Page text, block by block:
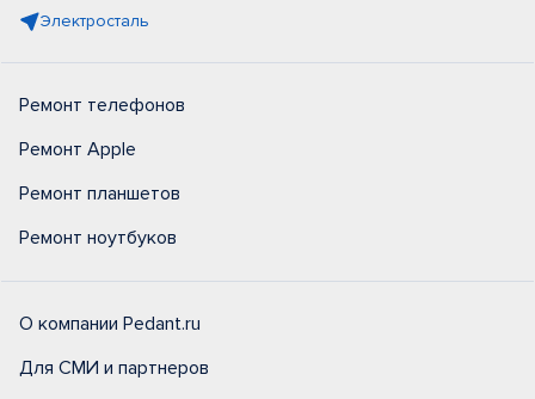
Электросталь
Ремонт телефонов
Ремонт Apple
Ремонт планшетов
Ремонт ноутбуков
О компании Pedant.ru
Для СМИ и партнеров